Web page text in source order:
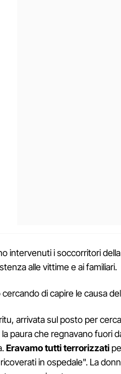
intervenuti i soccorritori
alle vittime e ai familiari.
di capire le causa
arrivata sul posto per
paura che regnavano fuori
Eravamo tutti terrorizzati
ricoverati in ospedale". La